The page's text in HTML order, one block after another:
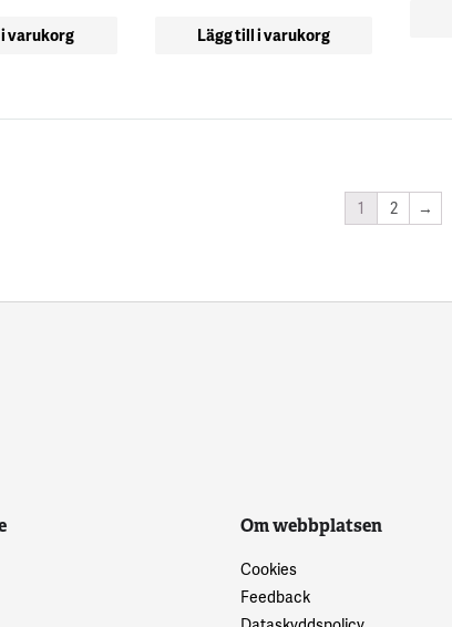
varukorg Lägg till i varukorg
1 2 →
Om webbplatsen
Cookies
Feedback